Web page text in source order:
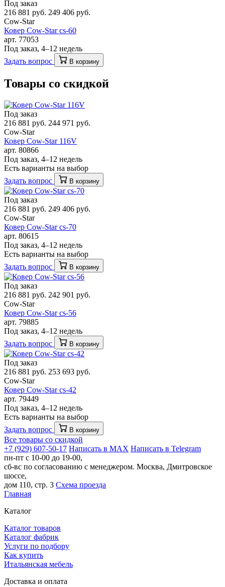
Под заказ
216 881 руб. 249 406 руб.
Cow-Star
Ковер Cow-Star cs-60
арт. 77053
Под заказ, 4–12 недель
Задать вопрос
В корзину
Товары со скидкой
Под заказ
216 881 руб. 244 971 руб.
Cow-Star
Ковер Cow-Star 116V
арт. 80866
Под заказ, 4–12 недель
Есть варианты на выбор
Задать вопрос
В корзину
Под заказ
216 881 руб. 249 406 руб.
Cow-Star
Ковер Cow-Star cs-70
арт. 80615
Под заказ, 4–12 недель
Есть варианты на выбор
Задать вопрос
В корзину
Под заказ
216 881 руб. 242 901 руб.
Cow-Star
Ковер Cow-Star cs-56
арт. 79885
Под заказ, 4–12 недель
Задать вопрос
В корзину
Под заказ
216 881 руб. 253 693 руб.
Cow-Star
Ковер Cow-Star cs-42
арт. 79449
Под заказ, 4–12 недель
Есть варианты на выбор
Задать вопрос
В корзину
Все товары со скидкой
+7 (929) 607-50-17 Написать в MAX Написать в Telegram
пн-пт с 10-00 до 19-00,
сб-вс по согласованию с менеджером. Москва, Дмитровское
шоссе,
дом 110, стр. 3 Схема проезда
Главная
Каталог
Каталог товаров
Каталог фабрик
Услуги по подбору
Как купить
Итальянская мебель
Доставка и оплата